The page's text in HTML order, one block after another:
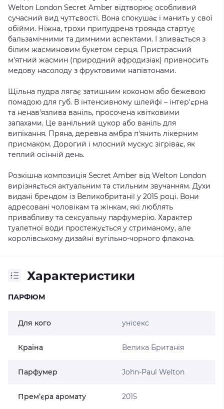
Welton London Secret Amber відтворює особливий
сучасний вид чуттєвості. Вона спокушає і манить у свої
обійми. Ніжна, трохи припудрена троянда стартує
бальзамічними та димними аспектами. І зливається з
білим жасминовим букетом серця. Пристрасний
м'ятний жасмин (природний афродизіак) привносить
медову насолоду з фруктовими напівтонами.
Щільна пудра лягає затишним коконом або бежевою
помадою для губ. В інтенсивному шлейфі – інтер'єрна
та ненав'язлива ваніль, просочена квітковими
запахами. Це ванільний цукор або ваніль для
випікання. Пряна, деревна амбра п'янить лікерним
присмаком. Дорогий і млосний мускус зігріває, як
теплий осінній день.
Розкішна композиція Secret Amber від Welton London
вирізняється актуальним та стильним звучанням. Духи
видані брендом із Великобританії у 2015 році. Вони
адресовані чоловікам та жінкам, які люблять
привабливу та сексуальну парфумерію. Характер
туалетної води простежується у стриманому, але
королівському дизайні вугільно-чорного флакона.
Характеристики
ПАРФЮМ
Для кого унісекс
Країна Велика Британія
Парфумер John-Paul Welton
Прем’єра аромату 2015